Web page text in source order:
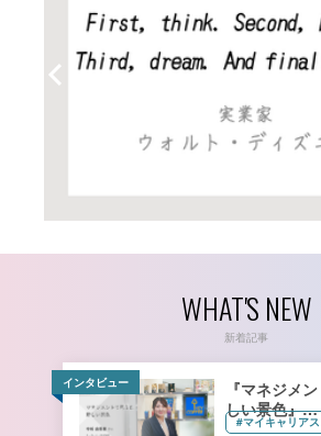
WHAT'S NEW
新着記事
インタビュー
『マネジメ
しい景色』
キーコーヒー
#マイキャリア